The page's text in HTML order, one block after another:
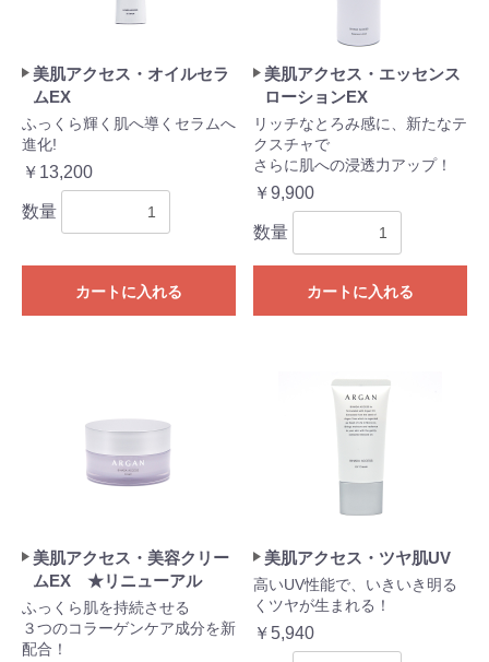
美肌アクセス・オイルセラ
ムEX
ふっくら輝く肌へ導くセラムへ
進化!
￥13,200
数量
カートに入れる
美肌アクセス・エッセンス
ローションEX
リッチなとろみ感に、新たなテ
クスチャで
さらに肌への浸透力アップ！
￥9,900
数量
カートに入れる
美肌アクセス・美容クリー
ムEX ★リニューアル
ふっくら肌を持続させる
３つのコラーゲンケア成分を新
配合！
美肌アクセス・ツヤ肌UV
高いUV性能で、いきいき明る
くツヤが生まれる！
￥5,940